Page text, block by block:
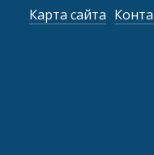
Карта сайта